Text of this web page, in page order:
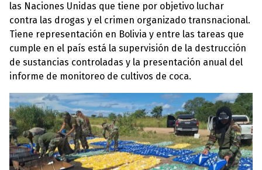
las Naciones Unidas que tiene por objetivo luchar
contra las drogas y el crimen organizado transnacional.​
Tiene representación en Bolivia y entre las tareas que
cumple en el país está la supervisión de la destrucción
de sustancias controladas y la presentación anual del
informe de monitoreo de cultivos de coca.